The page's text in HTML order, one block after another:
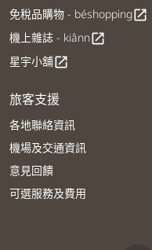
免稅品購物 - béshoppingopen_in_new
機上雜誌 - kiânnopen_in_new
星宇小舖open_in_new
旅客支援
各地聯絡資訊
機場及交通資訊
意見回饋
可選服務及費用